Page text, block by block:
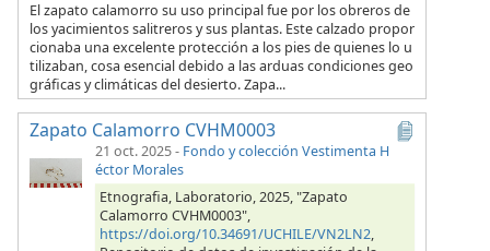
El zapato calamorro su uso principal fue por los obreros de
los yacimientos salitreros y sus plantas. Este calzado propor
cionaba una excelente protección a los pies de quienes lo u
tilizaban, cosa esencial debido a las arduas condiciones geo
gráficas y climáticas del desierto. Zapa...
Zapato Calamorro CVHM0003
21 oct. 2025- Fondo y colección Vestimenta H
éctor Morales
Etnografia, Laboratorio, 2025, "Zapato
Calamorro CVHM0003",
https://doi.org/10.34691/UCHILE/VN2LN2,